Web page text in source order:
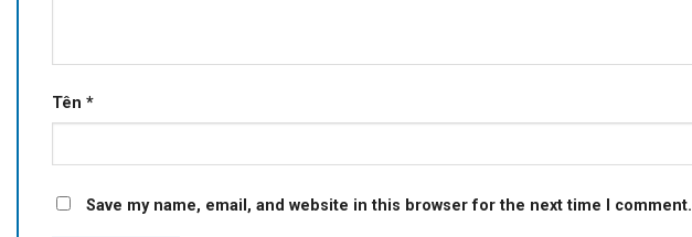
Tên *
Save my name, email, and website in this browser for the next time I comment.